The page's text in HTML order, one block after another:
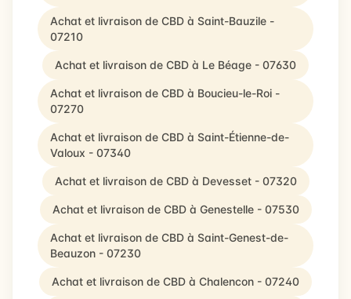
Achat et livraison de CBD à Saint-Bauzile -
07210
Achat et livraison de CBD à Le Béage - 07630
Achat et livraison de CBD à Boucieu-le-Roi -
07270
Achat et livraison de CBD à Saint-Étienne-de-
Valoux - 07340
Achat et livraison de CBD à Devesset - 07320
Achat et livraison de CBD à Genestelle - 07530
Achat et livraison de CBD à Saint-Genest-de-
Beauzon - 07230
Achat et livraison de CBD à Chalencon - 07240